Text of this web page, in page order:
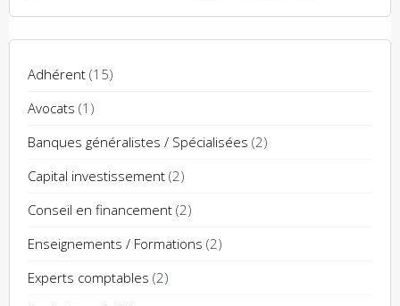
IUP de Finance Nancy
Adhérent 1515
Avocats 1 1
Banques généralistes / Spécialisées 22
Capital investissement 22
Conseil en financement 22
Enseignements / Formations 22
Experts comptables 22